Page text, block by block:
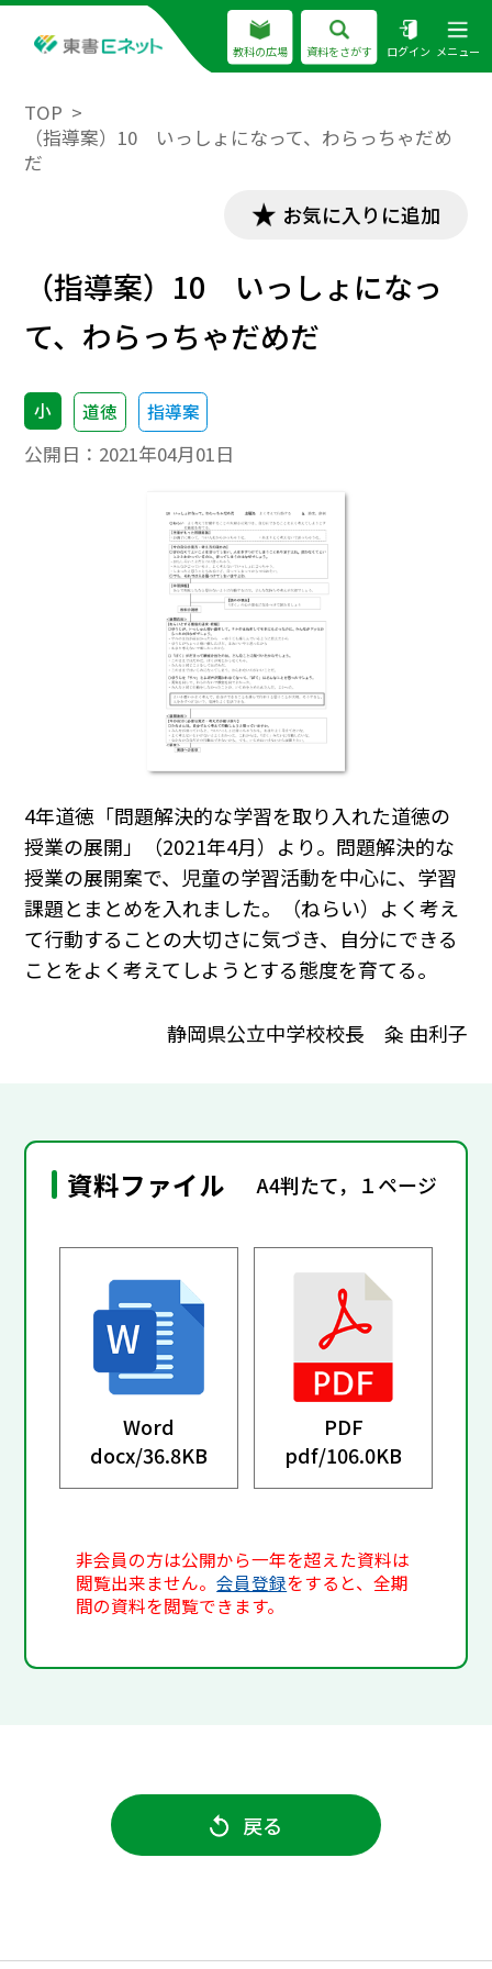
教科の広場 資料をさがす ログイン メニュー
TOP
（指導案）10 いっしょになって、わらっちゃだめ
だ
お気に入りに追加
（指導案）10 いっしょになっ
て、わらっちゃだめだ
小 道徳 指導案
公開日： 2021年04月01日
4年道徳「問題解決的な学習を取り入れた道徳の
授業の展開」（2021年4月）より。問題解決的な
授業の展開案で、児童の学習活動を中心に、学習
課題とまとめを入れました。（ねらい）よく考え
て行動することの大切さに気づき、自分にできる
ことをよく考えてしようとする態度を育てる。
静岡県公立中学校校長 粂 由利子
資料ファイル A4判たて，１ページ
Word
docx/36.8KB
PDF
pdf/106.0KB
非会員の方は公開から一年を超えた資料は
閲覧出来ません。会員登録をすると、全期
間の資料を閲覧できます。
戻る